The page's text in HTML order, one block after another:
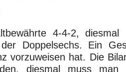
4-4-2, diesmal
Doppelsechs. Ein
vorzuweisen hat. Die
diesmal muss